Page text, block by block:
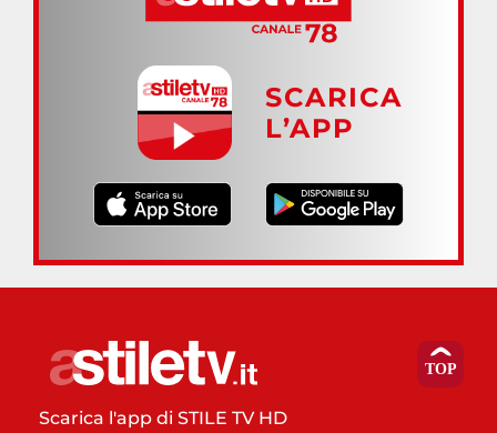
SCARICA
L’APP
Scarica l'app di STILE TV HD